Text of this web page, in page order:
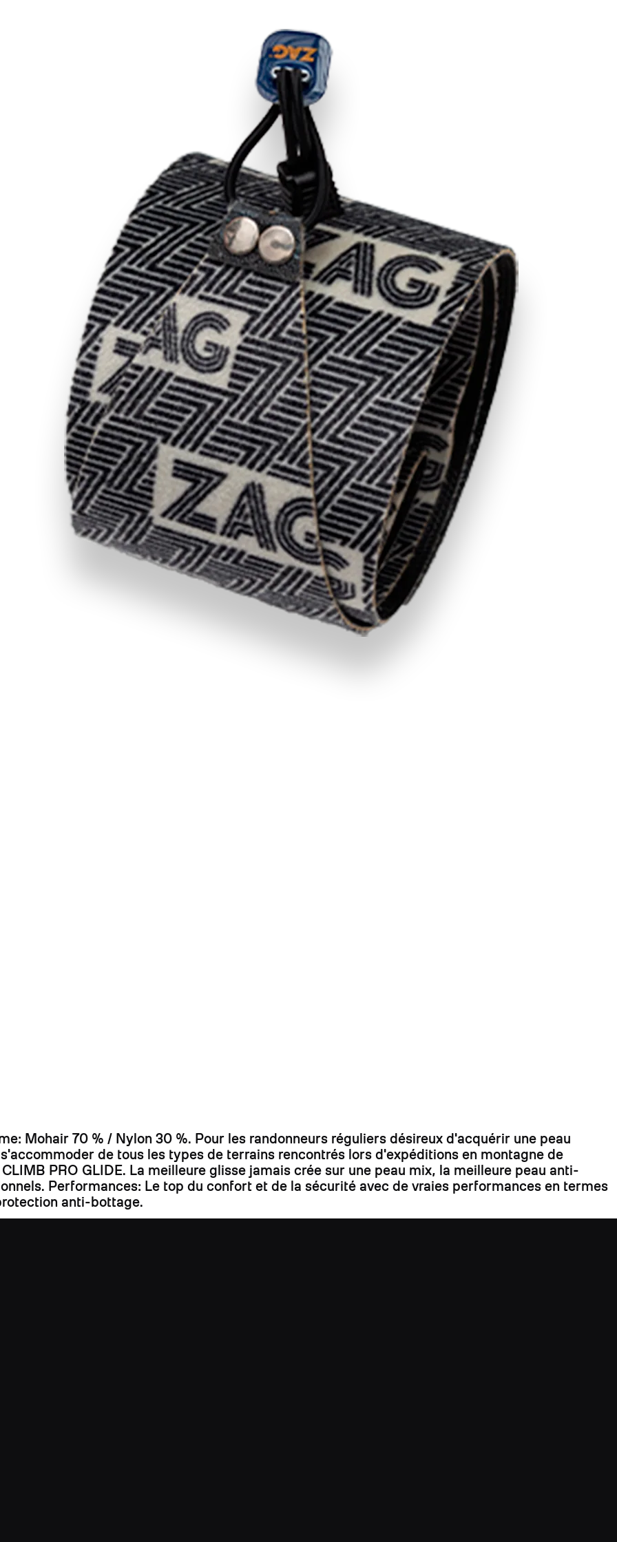
Mohair 70 % / Nylon 30 %. Pour les randonneurs réguliers désireux d'acquérir une peau
de tous les types de terrains rencontrés lors d'expéditions en montagne de
PRO GLIDE. La meilleure glisse jamais crée sur une peau mix, la meilleure peau anti-
Performances: Le top du confort et de la sécurité avec de vraies performances en termes
anti-bottage.